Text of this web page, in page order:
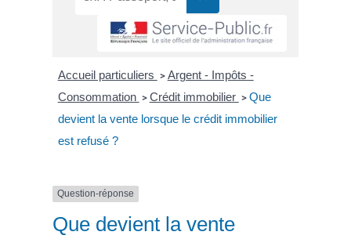
Accueil particuliers > Argent - Impôts -
Consommation > Crédit immobilier > Que
devient la vente lorsque le crédit immobilier
est refusé ?
Question-réponse
Que devient la vente